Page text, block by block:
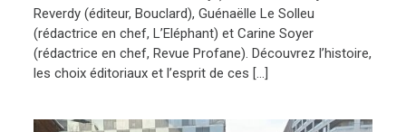
Reverdy (éditeur, Bouclard), Guénaëlle Le Solleu
(rédactrice en chef, L’Eléphant) et Carine Soyer
(rédactrice en chef, Revue Profane). Découvrez l’histoire,
les choix éditoriaux et l’esprit de ces […]